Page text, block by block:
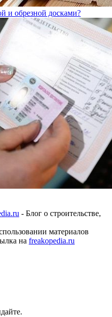
и обрезной досками?
- Блог о строительстве,
материалов
на freakopedia.ru